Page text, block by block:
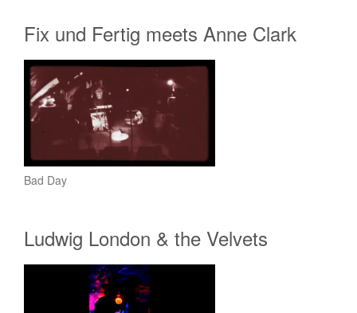
Fix und Fertig meets Anne Clark
Bad Day
Ludwig London & the Velvets